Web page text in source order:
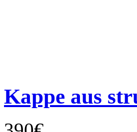
Kappe aus